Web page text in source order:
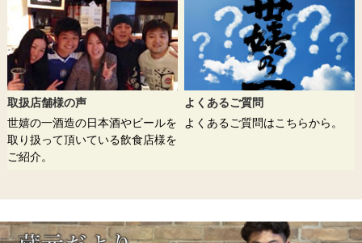
取扱店舗様の声
世嬉の一酒造の日本酒やビールを
取り扱って頂いている飲食店様を
ご紹介。
よくあるご質問
よくあるご質問はこちらから。